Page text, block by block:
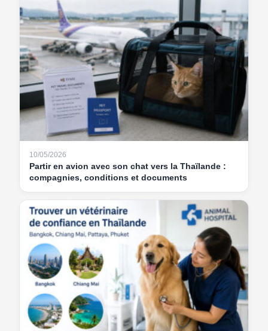
10/05/2026
Partir en avion avec son chat vers la Thaïlande :
compagnies, conditions et documents